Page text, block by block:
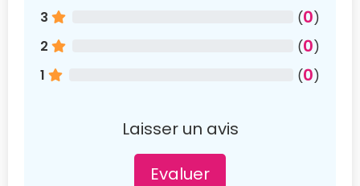
3
(0)
2
(0)
1
(0)
Laisser un avis
Evaluer